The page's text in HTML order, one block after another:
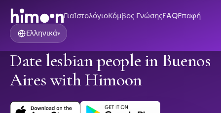
ΓιαΙστολόγιοΚόμβος ΓνώσηςFAQΕπαφή
Ελληνικά▾
Date lesbian people in Buenos
Aires with Himoon